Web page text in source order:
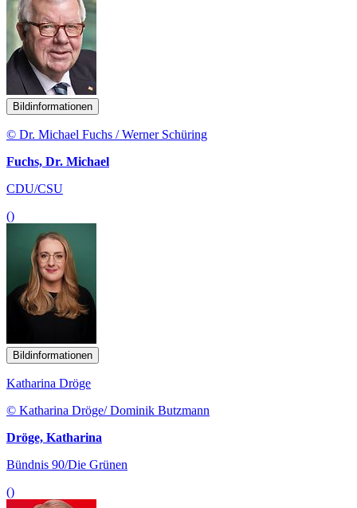
Bildinformationen
© Dr. Michael Fuchs / Werner Schüring
Fuchs, Dr. Michael
CDU/CSU
()
Bildinformationen
Katharina Dröge
© Katharina Dröge/ Dominik Butzmann
Dröge, Katharina
Bündnis 90/Die Grünen
()